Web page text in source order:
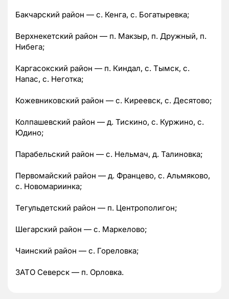
Бакчарский район — с. Кенга, с. Богатыревка;
Верхнекетский район — п. Макзыр, п. Дружный, п.
Нибега;
Каргасокский район — п. Киндал, с. Тымск, с.
Напас, с. Неготка;
Кожевниковский район — с. Киреевск, с. Десятово;
Колпашевский район — д. Тискино, с. Куржино, с.
Юдино;
Парабельский район — с. Нельмач, д. Талиновка;
Первомайский район — д. Францево, с. Альмяково,
с. Новомариинка;
Тегульдетский район — п. Центрополигон;
Шегарский район — с. Маркелово;
Чаинский район — с. Гореловка;
ЗАТО Северск — п. Орловка.